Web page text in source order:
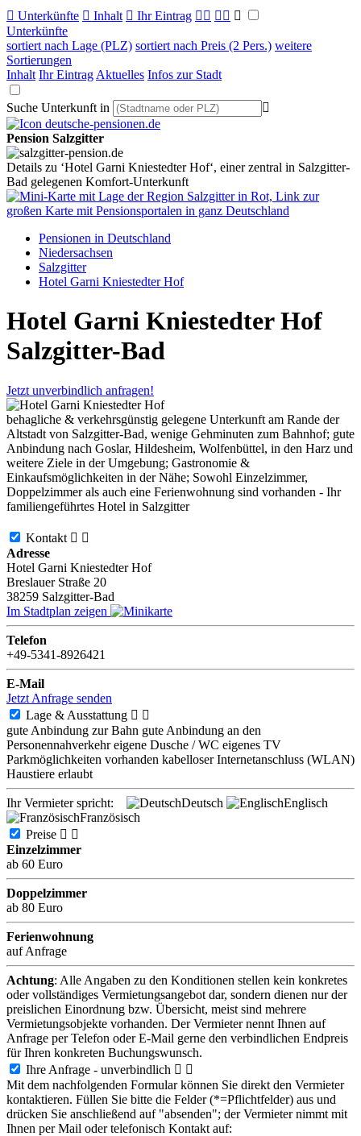
 Unterkünfte  Inhalt  Ihr Eintrag   
Unterkünfte
sortiert nach Lage (PLZ) sortiert nach Preis (2 Pers.) weitere
Sortierungen
Inhalt Ihr Eintrag Aktuelles Infos zur Stadt
Suche Unterkunft in 
Pension Salzgitter
Details zu ‘Hotel Garni Kniestedter Hof‘, einer zentral in Salzgitter-
Bad gelegenen Komfort-Unterkunft
Pensionen in Deutschland
Niedersachsen
Salzgitter
Hotel Garni Kniestedter Hof
Hotel Garni Kniestedter Hof
Salzgitter-Bad
Jetzt unverbindlich anfragen!
behagliche & verkehrsgünstig gelegene Unterkunft am Rande der
Altstadt von Salzgitter-Bad, wenige Gehminuten zum Bahnhof; gute
Anbindung nach Goslar, Hildesheim, Wolfenbüttel, in den Harz und
weitere Ziele in der Umgebung; Gastronomie &
Einkaufsmöglichkeiten in der Nähe; Sowohl Einzelzimmer,
Doppelzimmer als auch eine Ferienwohnung sind vorhanden - Ihr
familiengeführtes Hotel in Salzgitter
Kontakt  
Adresse
Hotel Garni Kniestedter Hof
Breslauer Straße 20
38259 Salzgitter-Bad
Im Stadtplan zeigen
Telefon
+49-5341-8926421
E-Mail
Jetzt Anfrage senden
Lage & Ausstattung  
gute Anbindung zur Bahn gute Anbindung an den
Personennahverkehr eigene Dusche / WC eigenes TV
Parkmöglichkeiten vorhanden kabelloser Internetanschluss (WLAN)
Haustiere erlaubt
Ihr Vermieter spricht: Deutsch
Englisch
Französisch
Preise  
Einzelzimmer
ab 60 Euro
Doppelzimmer
ab 80 Euro
Ferienwohnung
auf Anfrage
Achtung: Alle Angaben zu den Konditionen stellen kein konkretes
oder vollständiges Vermietungsangebot dar, sondern dienen nur der
preislichen Einordnung bzw. Übersicht, meist sind mehrere
Vermietungsobjekte vorhanden. Der Vermieter nennt Ihnen auf
Anfrage per Telefon oder E-Mail gerne den verbindlichen Endpreis
für Ihren konkreten Buchungswunsch.
Ihre Anfrage - unverbindlich  
Mit dem nachfolgenden Formular können Sie direkt den Vermieter
kontaktieren. Füllen Sie bitte die Felder (*=Pflichtfelder) aus und
drücken Sie anschließend auf "absenden"; der Vermieter nimmt mit
Ihnen per Mail oder telefonisch Kontakt auf: